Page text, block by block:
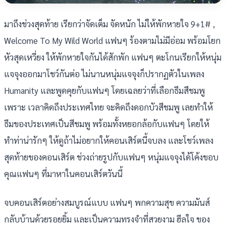
มาถึงช่วงสุดท้าย เรียกว่าจัดเต็ม จัดหนัก ไม่ให้พักหายใจ 9+1# ,
Welcome To My Wild World แฟนๆ ร้องตามไม่มีอ่อม พร้อมโยก
หัวสุดเหวี่ยง ให้พักหายใจกันได้สักพัก แฟนๆ ตะโกนเรียกให้หนุ่ม
แจจุงออกมาโชว์กันต่อ ไม่นานหนุ่มแจจุงก็ปรากฏตัวในเพลง
Humanity และพูดคุยกับแฟนๆ โดยเฉลยว่าที่เลือกธีมสีชมพู
เพราะ เวลาคิดถึงประเทศไทย จะคิดถึงดอกบัวสีชมพู เลยทำให้
ธีมของประเทศเป็นสีชมพู พร้อมทั้งหยอกล้อกับแฟนๆ โดยให้
ทำท่าน่ารักๆ ให้ดูถ้าไม่อยากให้คอนเสิร์ตนี้จบลง และโชว์เพลง
สุดท้ายของคอนเสิร์ต ช่วงถ่ายรูปกับแฟนๆ หนุ่มแจจุงได้โค้งขอบ
คุณแฟนๆ ที่มาหาในคอนเสิร์ตวันนี้
จบคอนเสิร์ตอย่างสมบูรณ์แบบ แฟนๆ พกความสุข ความมันส์
กลับบ้านด้วยรอยยิ้ม และเป็นความทรงจำที่สวยงาม ฮีลใจ ของ